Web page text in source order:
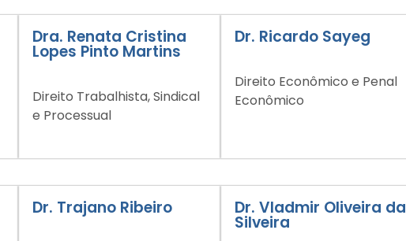
Dra. Renata Cristina
Lopes Pinto Martins
Direito Trabalhista, Sindical
e Processual
Dr. Ricardo Sayeg
Direito Econômico e Penal
Econômico
Dr. Trajano Ribeiro Dr. Vladmir Oliveira da
Silveira